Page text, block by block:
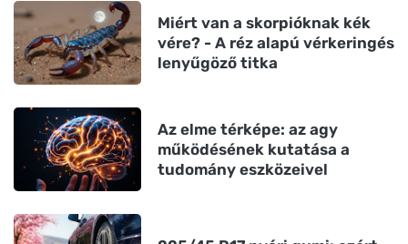
Miért van a skorpióknak kék
vére? - A réz alapú vérkeringés
lenyűgöző titka
Az elme térképe: az agy
működésének kutatása a
tudomány eszközeivel